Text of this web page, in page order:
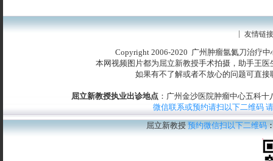
友情链接
Copyright 2006-2020 广州肿瘤氩氦刀治疗
本网视频图片都为屈立新教授手术拍摄，助手王
如果有不了解或者不放心的问题可直
屈立新教授执业出诊地点 ：广州金沙医院肿瘤中心五科
微信联系或预约请扫以下二维码
屈立新教授预约微信扫以下二维码